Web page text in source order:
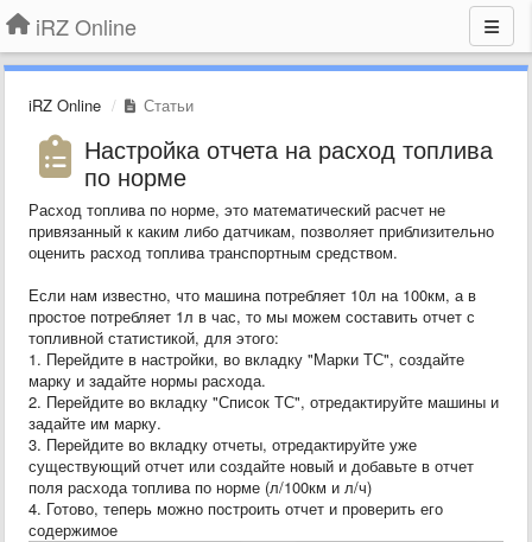
iRZ Online
iRZ Online Статьи
Настройка отчета на расход топлива
по норме
Расход топлива по норме, это математический расчет не
привязанный к каким либо датчикам, позволяет приблизительно
оценить расход топлива транспортным средством.
Если нам известно, что машина потребляет 10л на 100км, а в
простое потребляет 1л в час, то мы можем составить отчет с
топливной статистикой, для этого:
1. Перейдите в настройки, во вкладку "Марки ТС", создайте
марку и задайте нормы расхода.
2. Перейдите во вкладку "Список ТС", отредактируйте машины и
задайте им марку.
3. Перейдите во вкладку отчеты, отредактируйте уже
существующий отчет или создайте новый и добавьте в отчет
поля расхода топлива по норме (л/100км и л/ч)
4. Готово, теперь можно построить отчет и проверить его
содержимое